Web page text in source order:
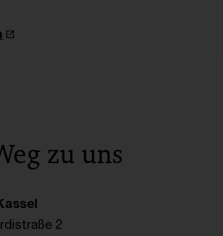
zu uns
2